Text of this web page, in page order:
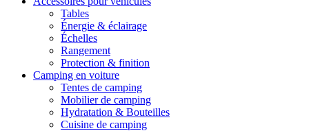
Tables
Énergie & éclairage
Échelles
Rangement
Protection & finition
Camping en voiture
Tentes de camping
Mobilier de camping
Hydratation & Bouteilles
Cuisine de camping